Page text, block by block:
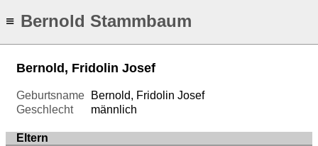
≡ Bernold Stammbaum
Bernold, Fridolin Josef
Geburtsname
Bernold, Fridolin Josef
Geschlecht
männlich
Eltern